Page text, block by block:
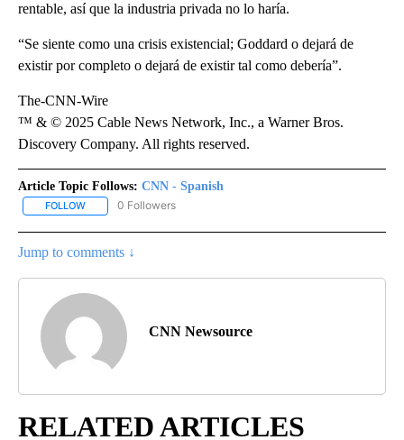
rentable, así que la industria privada no lo haría.
“Se siente como una crisis existencial; Goddard o dejará de
existir por completo o dejará de existir tal como debería”.
The-CNN-Wire
™ & © 2025 Cable News Network, Inc., a Warner Bros.
Discovery Company. All rights reserved.
Article Topic Follows: CNN - Spanish
FOLLOW FOLLOW "CNN - SPANISH" TO RECEIVE NOTIFICATIONS ABOUT
0 Followers
Jump to comments ↓
CNN Newsource
RELATED ARTICLES